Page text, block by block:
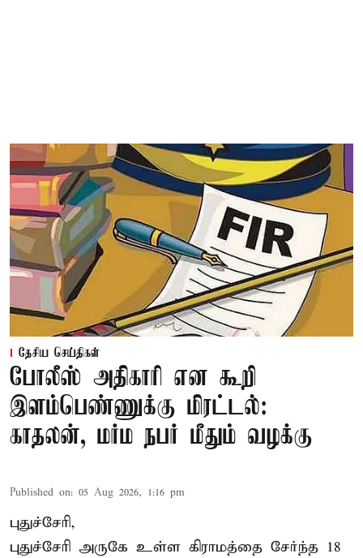
தேசிய செய்திகள்
போலீஸ் அதிகாரி என கூறி
இளம்பெண்ணுக்கு மிரட்டல்:
காதலன், மர்ம நபர் மீதும் வழக்கு
Published on: 05 Aug 2026, 1:16 pm
புதுச்சேரி,
புதுச்சேரி அருகே உள்ள கிராமத்தை சேர்ந்த 18